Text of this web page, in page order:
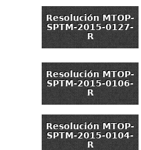
Resolución MTOP-
SPTM-2015-0127-
R
Resolución MTOP-
SPTM-2015-0106-
R
Resolución MTOP-
SPTM-2015-0104-
R